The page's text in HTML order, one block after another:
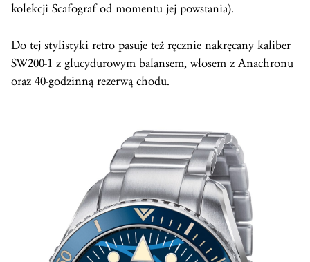
kolekcji Scafograf od momentu jej powstania).
Do tej stylistyki retro pasuje też ręcznie nakręcany kaliber
SW200-1 z glucydurowym balansem, włosem z Anachronu
oraz 40-godzinną rezerwą chodu.